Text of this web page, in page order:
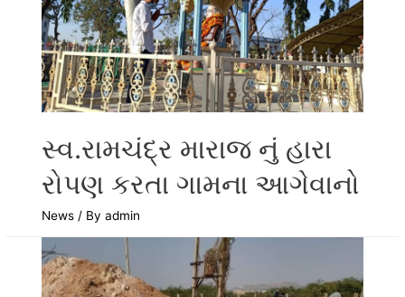
સ્વ.રામચંદ્ર મારાજ નું હારા
રોપણ કરતા ગામના આગેવાનો
News / Byadmin